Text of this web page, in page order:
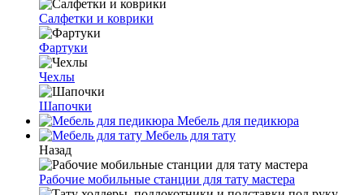
Салфетки и коврики
Фартуки
Чехлы
Шапочки
Мебель для педикюра
Мебель для тату
Назад
Рабочие мобильные станции для тату мастера